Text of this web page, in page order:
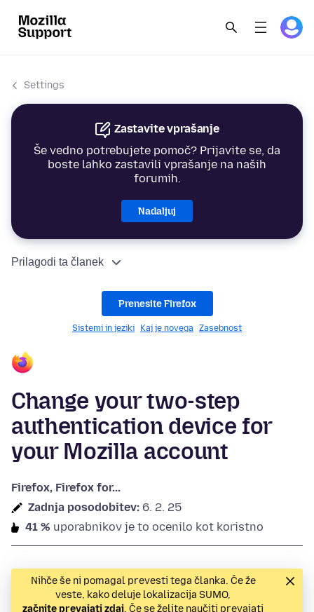
Settings
Zastavite vprašanje
Še vedno potrebujete pomoč? Prijavite se, da
boste lahko zastavili vprašanje na naših
forumih.
Nadaljuj
Prilagodi ta članek
Prenesite Firefox
Sistemi in jeziki Kaj je novega Zasebnost
Change your two-step
authentication device for
your Mozilla account
Firefox, Firefox for...
Zadnja posodobitev: 6. 2. 25
41 % uporabnikov je to ocenilo kot koristno
Nihče še ni pomagal prevesti tega članka. Če že
veste, kako deluje lokalizacija SUMO,
začnite prevajati zdaj. Če se želite naučiti prevajati